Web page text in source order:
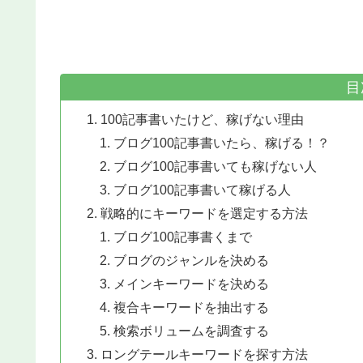
100記事書いたけど、稼げない理由
ブログ100記事書いたら、稼げる！？
ブログ100記事書いても稼げない人
ブログ100記事書いて稼げる人
戦略的にキーワードを選定する方法
ブログ100記事書くまで
ブログのジャンルを決める
メインキーワードを決める
複合キーワードを抽出する
検索ボリュームを調査する
ロングテールキーワードを探す方法